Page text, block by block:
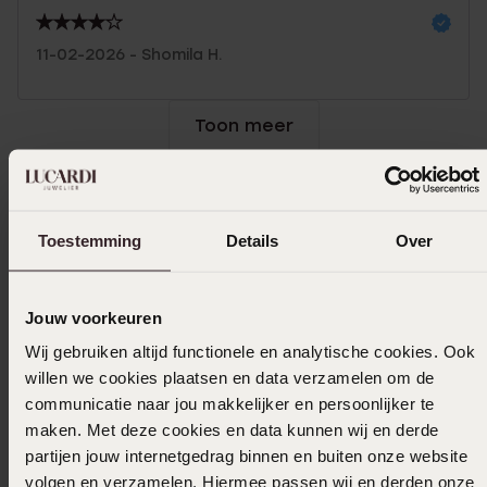
Toestemming Details Over
Jouw voorkeuren
Wij gebruiken altijd functionele en analytische cookies. Ook
willen we cookies plaatsen en data verzamelen om de
communicatie naar jou makkelijker en persoonlijker te
maken. Met deze cookies en data kunnen wij en derde
partijen jouw internetgedrag binnen en buiten onze website
volgen en verzamelen. Hiermee passen wij en derden onze
11-02-2026 - Shomila H.
Toon meer
In winkelmandje